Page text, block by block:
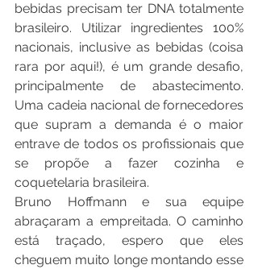
bebidas precisam ter DNA totalmente
brasileiro. Utilizar ingredientes 100%
nacionais, inclusive as bebidas (coisa
rara por aqui!), é um grande desafio,
principalmente de abastecimento.
Uma cadeia nacional de fornecedores
que supram a demanda é o maior
entrave de todos os profissionais que
se propõe a fazer cozinha e
coquetelaria brasileira.
Bruno Hoffmann e sua equipe
abraçaram a empreitada. O caminho
está traçado, espero que eles
cheguem muito longe montando esse